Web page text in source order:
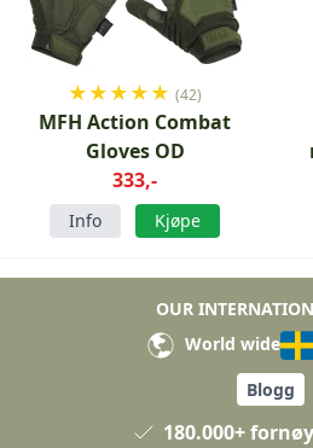
★★★★★ (42)
MFH Action Combat
Gloves OD
333,-
Info Kjøpe
OUR
World wide
Blogg
180.000+